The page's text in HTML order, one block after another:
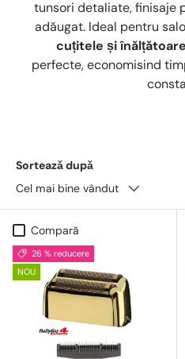
tunsori detaliate, finisaje
adăugat. Ideal pentru
cuțitele și
perfecte, economisind
Sorteazǎ dupǎ
Cel mai bine vândut
Compară
26 % reducere
NOU